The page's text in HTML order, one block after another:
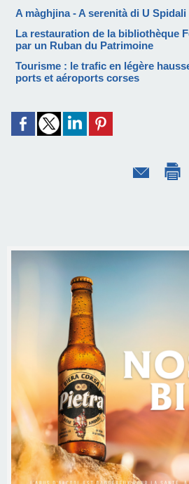
A màghjina - A serenità di U Spidali
La restauration de la bibliothèque
par un Ruban du Patrimoine
Tourisme : le trafic en légère
ports et aéroports corses